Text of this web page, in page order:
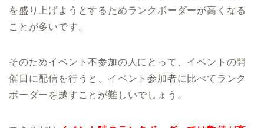
を盛り上げようとするためランクボーダーが高くなる
ことが多いです。
そのためイベント不参加の人にとって、イベントの開
催日に配信を行うと、イベント参加者に比べてランク
ボーダーを越すことが難しいでしょう。